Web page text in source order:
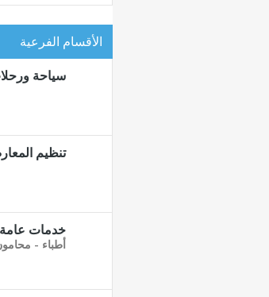
الأقسام الفرعية
سياحة
تنظيم
خدمات عامة
أطباء -